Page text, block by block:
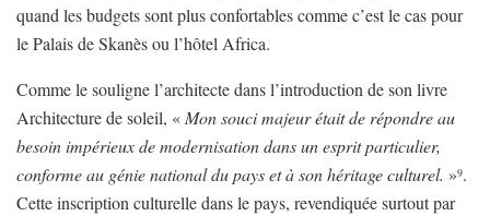
quand les budgets sont plus confortables comme c’est le cas pour
le Palais de Skanès ou l’hôtel Africa.
Comme le souligne l’architecte dans l’introduction de son livre
Architecture de soleil, «Mon souci majeur était de répondre au
besoin impérieux de modernisation dans un esprit particulier,
conforme au génie national du pays et à son héritage culturel. »9.
Cette inscription culturelle dans le pays, revendiquée surtout par